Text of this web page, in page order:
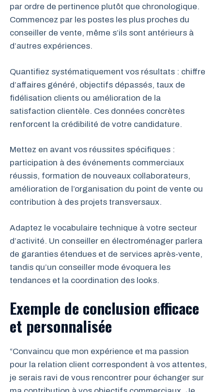
par ordre de pertinence plutôt que chronologique.
Commencez par les postes les plus proches du
conseiller de vente, même s’ils sont antérieurs à
d’autres expériences.
Quantifiez systématiquement vos résultats : chiffre
d’affaires généré, objectifs dépassés, taux de
fidélisation clients ou amélioration de la
satisfaction clientèle. Ces données concrètes
renforcent la crédibilité de votre candidature.
Mettez en avant vos réussites spécifiques :
participation à des événements commerciaux
réussis, formation de nouveaux collaborateurs,
amélioration de l’organisation du point de vente ou
contribution à des projets transversaux.
Adaptez le vocabulaire technique à votre secteur
d’activité. Un conseiller en électroménager parlera
de garanties étendues et de services après-vente,
tandis qu’un conseiller mode évoquera les
tendances et la coordination des looks.
Exemple de conclusion efficace
et personnalisée
“Convaincu que mon expérience et ma passion
pour la relation client correspondent à vos attentes,
je serais ravi de vous rencontrer pour échanger sur